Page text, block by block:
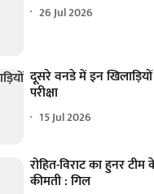
26 Jul 2026
दूसरे वनडे में इन
परीक्षा
15 Jul 2026
रोहित-विराट का हुनर
कीमती : गिल